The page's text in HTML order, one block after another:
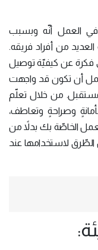
في العمل أنّه وبسبب
العديد من أفراد فريقه.
فكرة عن كيفيّة توصيل
أن تكون قد واجهت
من خلال تعلّم
وصراحةٍ وتعاطف،
الخاصّة بك بدلاً من
لاستخدامها عند